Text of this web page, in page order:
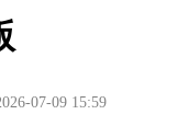
07-09 15:59